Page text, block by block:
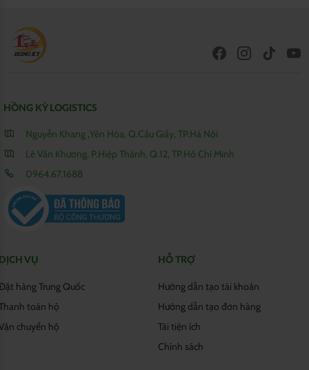
HỒNG KỲ LOGISTICS
Nguyễn Khang ,Yên Hòa, Q.Cầu Giấy, TP.Hà Nội
Lê Văn Khương, P.Hiệp Thành, Q.12, TP.Hồ Chí Minh
0964.67.1688
VỤ
hàng Trung Quốc
toán hộ
chuyển hộ
HỖ TRỢ
Hướng dẫn tạo tài khoản
Hướng dẫn tạo đơn hàng
Tải tiện ích
Chính sách